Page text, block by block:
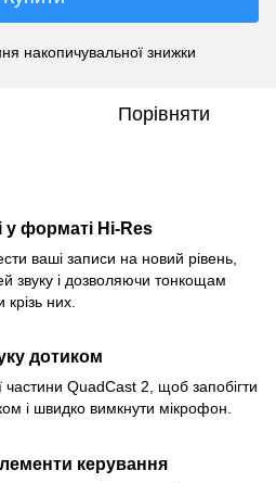
накопичувальної знижки
Порівняти
у форматі Hi-Res
ваші записи на новий рівень,
звуку і дозволяючи тонкощам
них.
дотиком
частини QuadCast 2, щоб запобігти
і швидко вимкнути мікрофон.
керування